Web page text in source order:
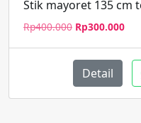
Stik mayoret 135 cm
Rp400.000 Harga
Rp400.000.
Rp300.000
Detail